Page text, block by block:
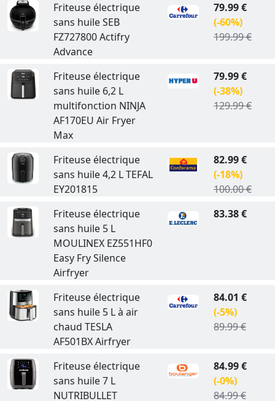
Friteuse électrique
sans huile SEB
FZ727800 Actifry
Advance
79.99 €
(-60%)
199.99 €
Friteuse électrique
sans huile 6,2 L
multifonction NINJA
AF170EU Air Fryer
Max
79.99 €
(-38%)
129.99 €
Friteuse électrique
sans huile 4,2 L TEFAL
EY201815
82.99 €
(-18%)
100.00 €
Friteuse électrique
sans huile 5 L
MOULINEX EZ551HF0
Easy Fry Silence
Airfryer
83.38 €
Friteuse électrique
sans huile 5 L à air
chaud TESLA
AF501BX Airfryer
84.01 €
(-5%)
89.99 €
Friteuse électrique
sans huile 7 L
NUTRIBULLET
84.99 €
(-0%)
84.99 €